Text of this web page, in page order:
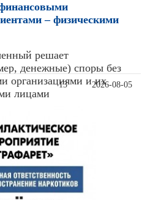
– физическими
решает
денежные) споры без
организациями и их
лицами
2026-08-05
13